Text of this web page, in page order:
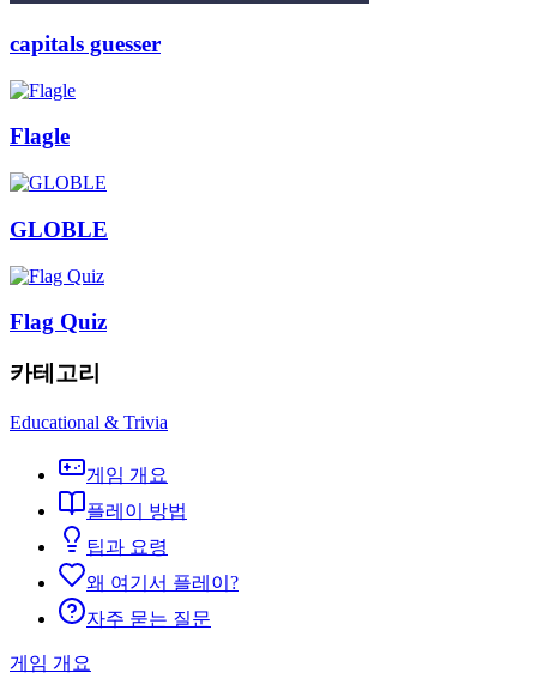
capitals guesser
Flagle
GLOBLE
Flag Quiz
카테고리
Educational & Trivia
게임 개요
플레이 방법
팁과 요령
왜 여기서 플레이?
자주 묻는 질문
게임 개요